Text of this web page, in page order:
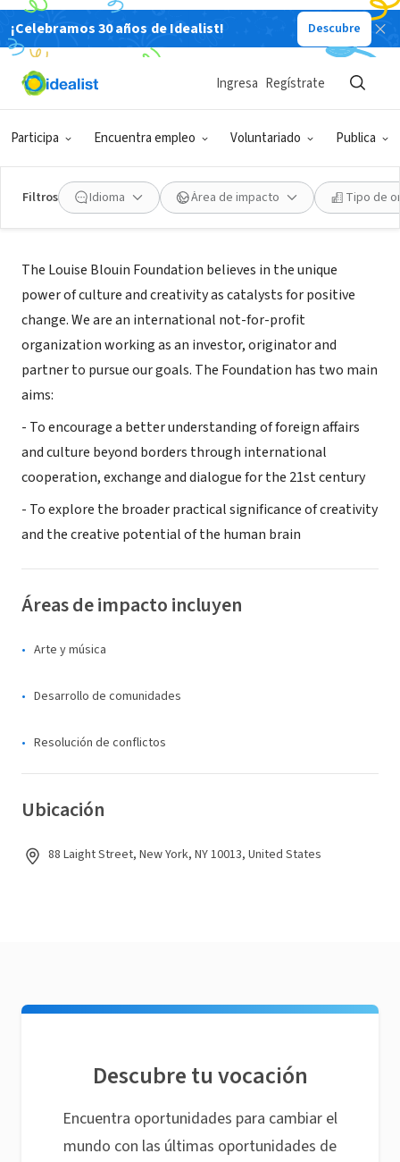
¡Celebramos 30 años de Idealist! Descubre
Participa Encuentra empleo Voluntariado Publica
Ingresa Regístrate
Filtros Idioma Área de impacto Tipo de
ORGANIZACIÓN SIN FIN DE LUCRO
Louise Blouin Foundation
Acerca de
The Louise Blouin Foundation believes in the unique
power of culture and creativity as catalysts for positive
change. We are an international not-for-profit
organization working as an investor, originator and
partner to pursue our goals. The Foundation has two main
aims:
- To encourage a better understanding of foreign affairs
and culture beyond borders through international
cooperation, exchange and dialogue for the 21st century
- To explore the broader practical significance of creativity
and the creative potential of the human brain
Áreas de impacto incluyen
Arte y música
Desarrollo de comunidades
Resolución de conflictos
Ubicación
88 Laight Street, New York, NY 10013, United States
Descubre tu vocación
Encuentra oportunidades para cambiar el
mundo con las últimas oportunidades de